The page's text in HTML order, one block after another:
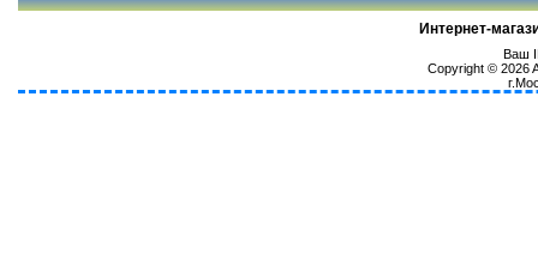
Интернет-
Ваш
Copyright © 2026